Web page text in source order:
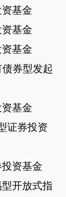
基金
基金
基金
券型发起
基金
证券投资
资基金
开放式指